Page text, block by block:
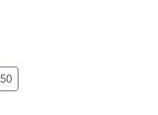
50